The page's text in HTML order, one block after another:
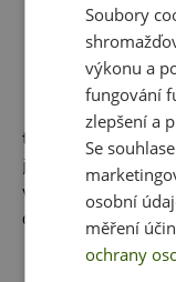
těmto BiotechUSA
jakýkoliv pokrm, a
všechny do 28 kcal
originálním
✅
Soubory
výkonu a
fungování
zlepšení a
Se
osobní
měření
ochrany